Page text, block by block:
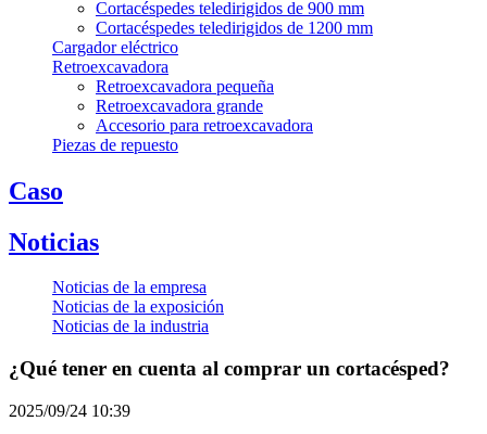
Cortacéspedes teledirigidos de 900 mm
Cortacéspedes teledirigidos de 1200 mm
Cargador eléctrico
Retroexcavadora
Retroexcavadora pequeña
Retroexcavadora grande
Accesorio para retroexcavadora
Piezas de repuesto
Caso
Noticias
Noticias de la empresa
Noticias de la exposición
Noticias de la industria
¿Qué tener en cuenta al comprar un cortacésped?
2025/09/24 10:39